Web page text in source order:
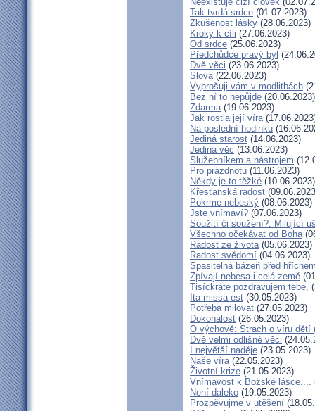
Tak tvrdá srdce (01.07.2023)
Zkušenost lásky (28.06.2023)
Kroky k cíli (27.06.2023)
Od srdce (25.06.2023)
Předchůdce pravý byl
Dvě věci (23.06.2023)
Slova(22.06.2023)
Vyprošuji vám v modlitbách
Bez ní to nepůjde (20.06.2023)
Zdarma(19.06.2023)
Jak rostla její víra
Na poslední hodinku
Jediná starost (14.06.2023)
Jediná věc (13.06.2023)
Služebníkem a nástrojem
Pro prázdnotu (11.06.2023)
Někdy je to těžké (10.06.2023)
Křesťanská radost
Pokrme nebeský (08.06.2023)
Jste vnímaví? (07.06.2023)
Soužití či soužení?: Milující
Všechno očekávat od Boha
Radost ze života(05.06.2023)
Radost svědomí (04.06.2023)
Spasitelná bázeň před
Zpívají nebesa i celá země
Tisíckráte pozdravujem tebe,
Ita missa est (30.05.2023)
Potřeba milovat (27.05.2023)
Dokonalost (26.05.2023)
O výchově: Strach o víru dětí
Dvě velmi odlišné věci
I největší naděje (23.05.2023)
Naše víra(22.05.2023)
Životní krize (21.05.2023)
Vnímavost k Božské lásce....
Není daleko (19.05.2023)
Prozpěvujme v utěšení